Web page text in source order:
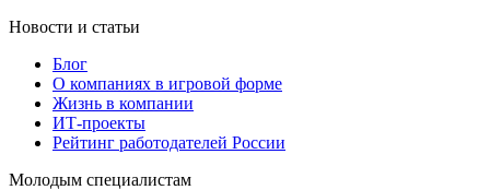
Новости и статьи
Блог
О компаниях в игровой форме
Жизнь в компании
ИТ-проекты
Рейтинг работодателей России
Молодым специалистам